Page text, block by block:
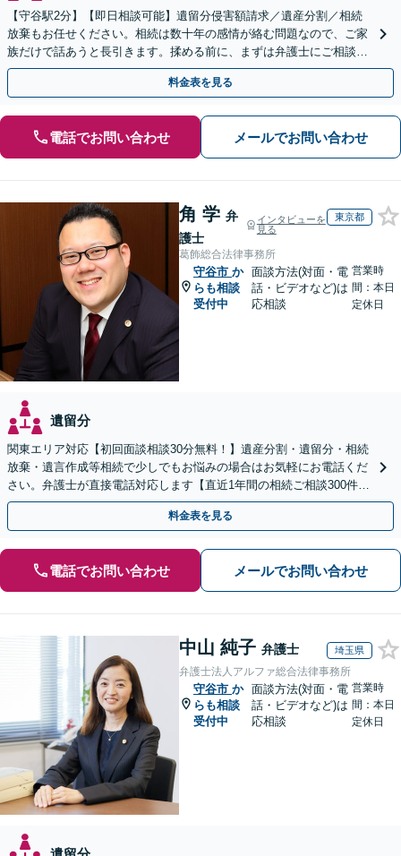
【守谷駅2分】【即日相談可能】遺留分侵害額請求／遺産分割／相続
放棄もお任せください。相続は数十年の感情が絡む問題なので、ご家
族だけで話あうと長引きます。揉める前に、まずは弁護士にご相談く
ださい。
料金表を見る
電話でお問い合わせ メールでお問い合わせ
角 学 弁
護士
インタビューを
見る
東京都
葛飾総合法律事務所
守谷市 か
らも相談
受付中
面談方法(対面・電
話・ビデオなど)は
応相談
営業時
間：本日
定休日
遺留分
関東エリア対応【初回面談相談30分無料！】遺産分割・遺留分・相続
放棄・遺言作成等相続で少しでもお悩みの場合はお気軽にお電話くだ
さい。弁護士が直接電話対応します【直近1年間の相続ご相談300件以
上！＆相続の著書・セミナー多数】弁護士複数所属
料金表を見る
電話でお問い合わせ メールでお問い合わせ
中山 純子 弁護士 埼玉県
弁護士法人アルファ総合法律事務所
守谷市 か
らも相談
受付中
面談方法(対面・電
話・ビデオなど)は
応相談
営業時
間：本日
定休日